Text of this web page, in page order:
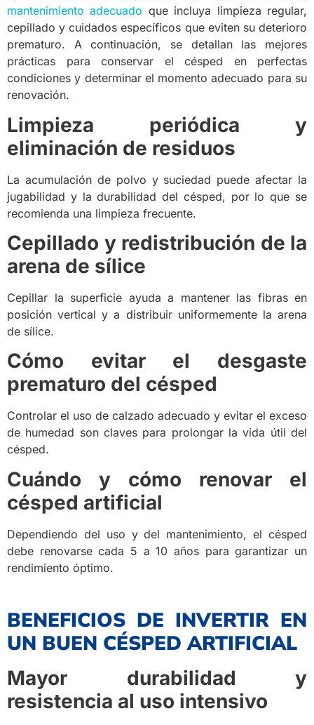
mantenimiento adecuado que incluya limpieza regular,
cepillado y cuidados específicos que eviten su deterioro
prematuro. A continuación, se detallan las mejores
prácticas para conservar el césped en perfectas
condiciones y determinar el momento adecuado para su
renovación.
Limpieza periódica y
eliminación de residuos
La acumulación de polvo y suciedad puede afectar la
jugabilidad y la durabilidad del césped, por lo que se
recomienda una limpieza frecuente.
Cepillado y redistribución de la
arena de sílice
Cepillar la superficie ayuda a mantener las fibras en
posición vertical y a distribuir uniformemente la arena
de sílice.
Cómo evitar el desgaste
prematuro del césped
Controlar el uso de calzado adecuado y evitar el exceso
de humedad son claves para prolongar la vida útil del
césped.
Cuándo y cómo renovar el
césped artificial
Dependiendo del uso y del mantenimiento, el césped
debe renovarse cada 5 a 10 años para garantizar un
rendimiento óptimo.
BENEFICIOS DE INVERTIR EN
UN BUEN CÉSPED ARTIFICIAL
Mayor durabilidad y
resistencia al uso intensivo